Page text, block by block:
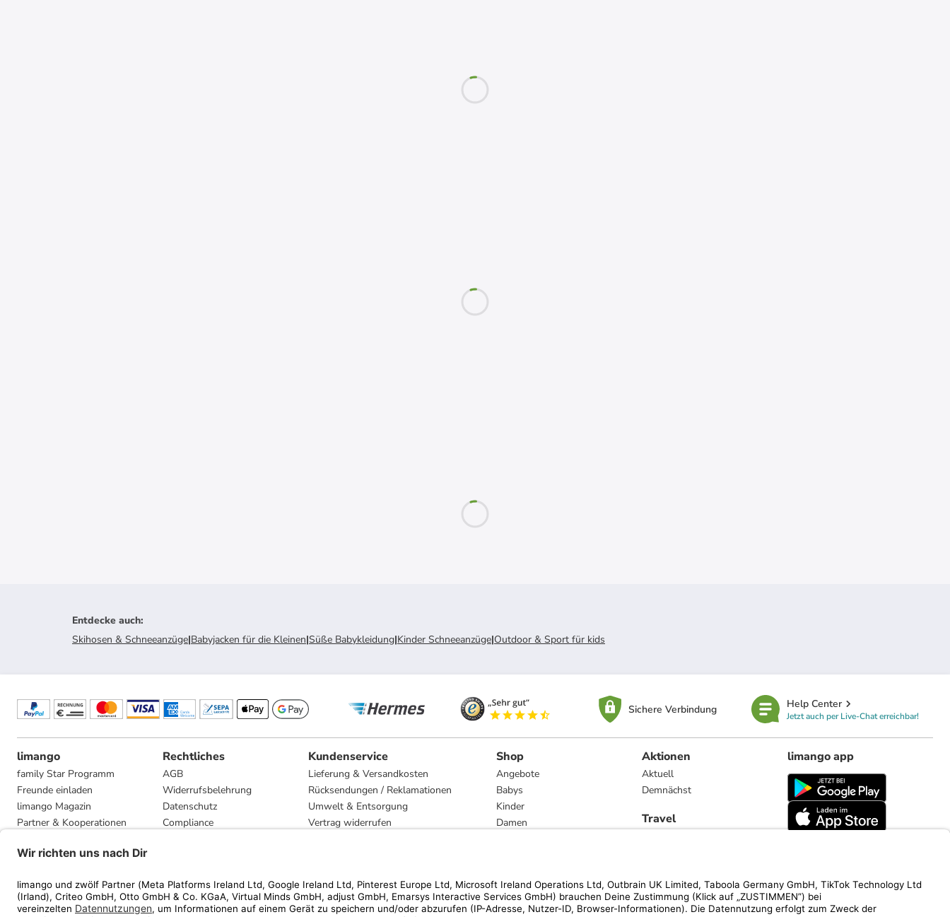
Entdecke auch:
Skihosen & Schneeanzüge|Babyjacken für die Kleinen|Süße Babykleidung|Kinder Schneeanzüge|Outdoor & Sport für kids
Sichere Verbindung Help Center
Jetzt auch per Live-Chat erreichbar!
limango
family Star Programm
Freunde einladen
limango Magazin
Partner & Kooperationen
Presse
Rechtliches
AGB
Widerrufsbelehrung
Datenschutz
Compliance
Kundenservice
Lieferung & Versandkosten
Rücksendungen / Reklamationen
Umwelt & Entsorgung
Vertrag widerrufen
Shop
Angebote
Babys
Kinder
Damen
Marken
Aktionen
Aktuell
Demnächst
Travel
limango app